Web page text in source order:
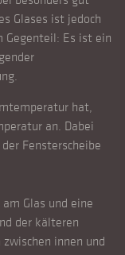
Glases ist jedoch
Gegenteil: Es ist ein
hat,
an. Dabei
Fensterscheibe
Glas und eine
der kälteren
innen und